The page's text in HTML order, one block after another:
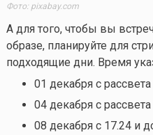
Фото: pixabay.com
А для того, чтобы вы
образе, планируйте для
подходящие дни. Время
01 декабря с
04 декабря с
08 декабря с 17.24 и